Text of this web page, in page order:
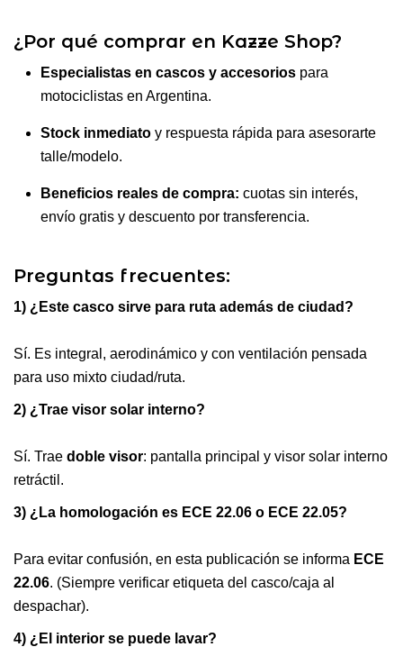
¿Por qué comprar en Kazze Shop?
Especialistas en cascos y accesorios para
motociclistas en Argentina.
Stock inmediato y respuesta rápida para asesorarte
talle/modelo.
Beneficios reales de compra: cuotas sin interés,
envío gratis y descuento por transferencia.
Preguntas frecuentes:
1) ¿Este casco sirve para ruta además de ciudad?
Sí. Es integral, aerodinámico y con ventilación pensada
para uso mixto ciudad/ruta.
2) ¿Trae visor solar interno?
Sí. Trae doble visor: pantalla principal y visor solar interno
retráctil.
3) ¿La homologación es ECE 22.06 o ECE 22.05?
Para evitar confusión, en esta publicación se informa ECE
22.06. (Siempre verificar etiqueta del casco/caja al
despachar).
4) ¿El interior se puede lavar?